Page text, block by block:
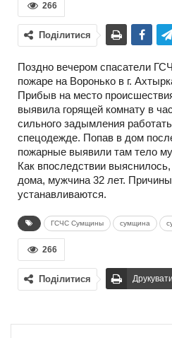
266
Поділитися
Поздно вечером спасатели
пожаре на Воронько в г.
Прибыв на место
выявила горящей комнату в
сильного задымления
спецодежде. Попав в дом
пожарные выявили там тело
Как впоследствии
дома, мужчина 32 лет.
устанавливаются.
ГСЧС Сумщины сумщина
266
Поділитися Друкувати